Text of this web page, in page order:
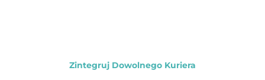
Zintegruj Dowolnego Kuriera